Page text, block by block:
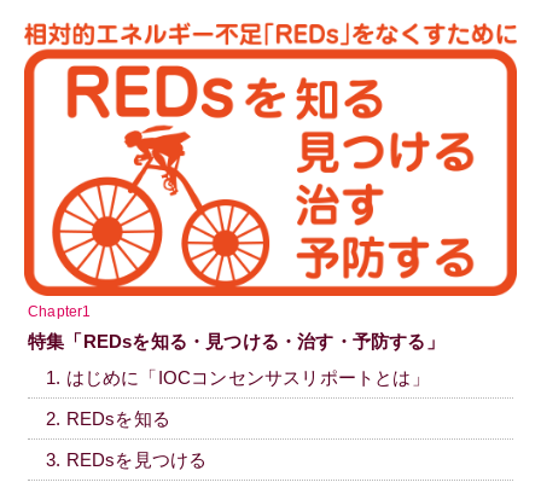
Chapter1
特集「REDsを知る・見つける・治す・予防する」
1. はじめに「IOCコンセンサスリポートとは」
2. REDsを知る
3. REDsを見つける